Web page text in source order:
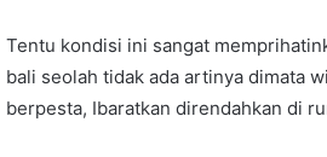
Tentu kondisi ini sangat
bali seolah tidak ada artinya dimata
berpesta, Ibaratkan direndahkan di